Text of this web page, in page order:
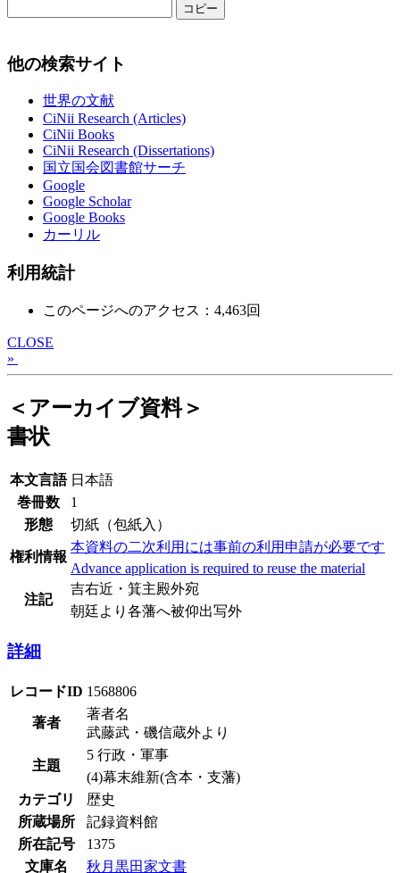
コピー
他の検索サイト
世界の文献
CiNii Research (Articles)
CiNii Books
CiNii Research (Dissertations)
国立国会図書館サーチ
Google
Google Scholar
Google Books
カーリル
利用統計
このページへのアクセス：4,463回
CLOSE
»
＜アーカイブ資料＞
書状
本文言語 日本語
巻冊数
1
形態
切紙（包紙入）
権利情報
本資料の二次利用には事前の利用申請が必要です
Advance application is required to reuse the material
注記
吉右近・箕主殿外宛
朝廷より各藩へ被仰出写外
詳細
レコードID 1568806
著者
著者名
武藤武・磯信蔵外より
主題
5 行政・軍事
(4)幕末維新(含本・支藩)
カテゴリ
歴史
所蔵場所
記録資料館
所在記号
1375
文庫名
秋月黒田家文書